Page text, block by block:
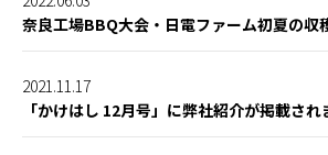
奈良工場BBQ大会・日電ファーム初夏の収
2021.11.17
「かけはし 12月号」に弊社紹介が掲載され